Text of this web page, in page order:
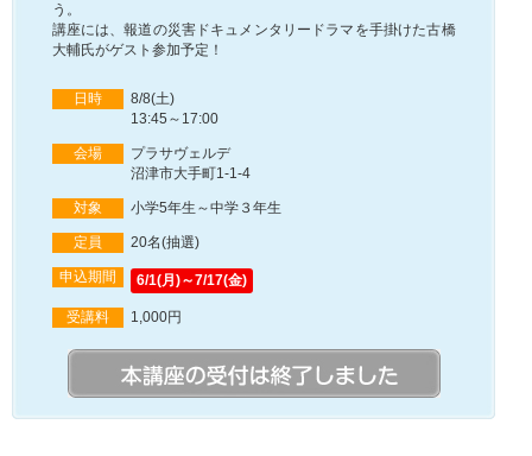
う。
講座には、報道の災害ドキュメンタリードラマを手掛けた古橋
大輔氏がゲスト参加予定！
日時
8/8(土)
13:45～17:00
会場
プラサヴェルデ
沼津市大手町1-1-4
対象 小学5年生～中学３年生
定員 20名(抽選)
申込期間 6/1(月)～7/17(金)
受講料 1,000円